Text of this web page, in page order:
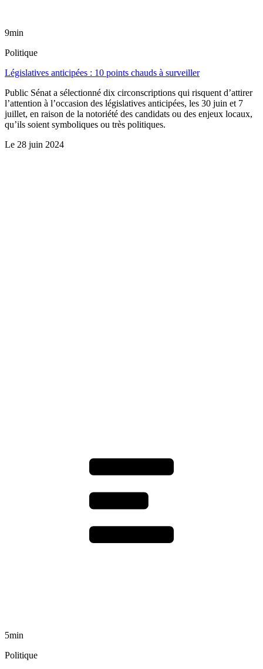
9min
Politique
Législatives anticipées : 10 points chauds à surveiller
Public Sénat a sélectionné dix circonscriptions qui risquent d’attirer
l’attention à l’occasion des législatives anticipées, les 30 juin et 7
juillet, en raison de la notoriété des candidats ou des enjeux locaux,
qu’ils soient symboliques ou très politiques.
Le 28 juin 2024
5min
Politique